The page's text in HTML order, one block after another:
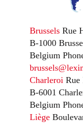
Brussels Rue
B-1000
Belgium
Charleroi Rue
B-6001
Belgium
Liège